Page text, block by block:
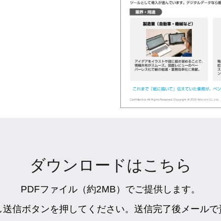
ダウンロードはこちら
PDFファイル（約2MB）でご提供します。
信ボタンを押してください。送信完了後メール